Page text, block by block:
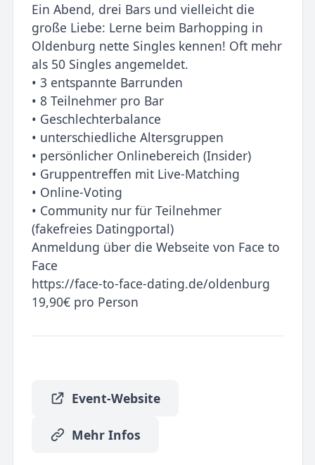
Ein Abend, drei Bars und vielleicht die
große Liebe: Lerne beim Barhopping in
Oldenburg nette Singles kennen! Oft mehr
als 50 Singles angemeldet.
• 3 entspannte Barrunden
• 8 Teilnehmer pro Bar
• Geschlechterbalance
• unterschiedliche Altersgruppen
• persönlicher Onlinebereich (Insider)
• Gruppentreffen mit Live-Matching
• Online-Voting
• Community nur für Teilnehmer
(fakefreies Datingportal)
Anmeldung über die Webseite von Face to
Face
https://face-to-face-dating.de/oldenburg
19,90€ pro Person
Event-Website
Mehr Infos